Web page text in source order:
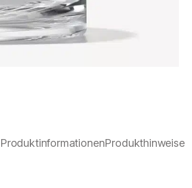
ProduktinformationenProdukthinweise